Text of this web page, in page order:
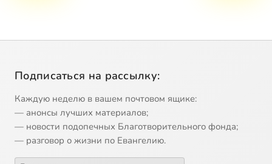
Подписаться на рассылку:
Каждую неделю в вашем почтовом ящике:
— анонсы лучших материалов;
— новости подопечных Благотворительного фонда;
— разговор о жизни по Евангелию.